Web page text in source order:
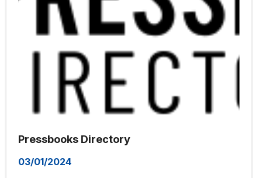
Pressbooks Directory
03/01/2024